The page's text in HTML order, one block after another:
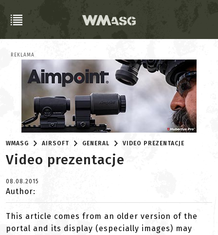
REKLAMA
WMASG AIRSOFT GENERAL VIDEO PREZENTACJE
Video prezentacje
08.08.2015
Author:
This article comes from an older version of the
portal and its display (especially images) may